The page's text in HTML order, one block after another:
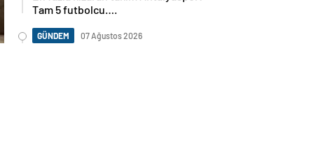
Tam 5 futbolcu….
GÜNDEM 07 Ağustos 2026